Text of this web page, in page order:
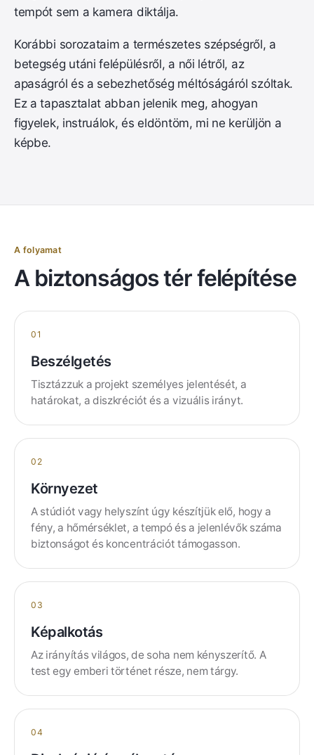
tempót sem a kamera diktálja.
Korábbi sorozataim a természetes szépségről, a
betegség utáni felépülésről, a női létről, az
apaságról és a sebezhetőség méltóságáról szóltak.
Ez a tapasztalat abban jelenik meg, ahogyan
figyelek, instruálok, és eldöntöm, mi ne kerüljön a
képbe.
A folyamat
A biztonságos tér felépítése
01
Beszélgetés
Tisztázzuk a projekt személyes jelentését, a
határokat, a diszkréciót és a vizuális irányt.
02
Környezet
A stúdiót vagy helyszínt úgy készítjük elő, hogy a
fény, a hőmérséklet, a tempó és a jelenlévők száma
biztonságot és koncentrációt támogasson.
03
Képalkotás
Az irányítás világos, de soha nem kényszerítő. A
test egy emberi történet része, nem tárgy.
04